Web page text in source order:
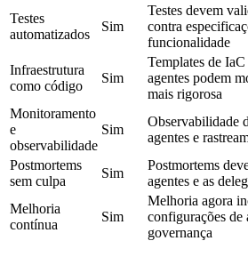
Testes
automatizados
Sim
Testes devem
contra
funcionalidade
Infraestrutura
como código
Sim
Templates de
agentes podem
mais rigorosa
Monitoramento
e
observabilidade
Sim
Observabilidade
agentes e
Postmortems
sem culpa
Sim
Postmortems
agentes e as
Melhoria
contínua
Sim
Melhoria agora
configurações de
governança